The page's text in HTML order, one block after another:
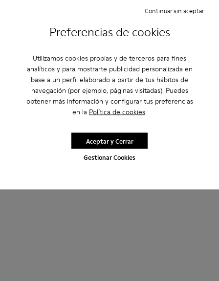
Preferencias de cookies
Utilizamos cookies propias y de terceros para fines
analíticos y para mostrarte publicidad personalizada en
base a un perfil elaborado a partir de tus hábitos de
navegación (por ejemplo, páginas visitadas). Puedes
obtener más información y configurar tus preferencias
en la Política de cookies.
Gestionar Cookies
Continuar sin aceptar
Aceptar y Cerrar